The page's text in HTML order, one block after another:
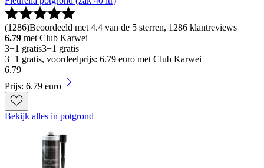
(1286)Beoordeeld met 4.4 van de 5 sterren, 1286 klantreviews
6.79 met Club Karwei
3+1 gratis3+1 gratis
3+1 gratis, voordeelprijs: 6.79 euro met Club Karwei
6.79
Prijs: 6.79 euro
Bekijk alles in potgrond